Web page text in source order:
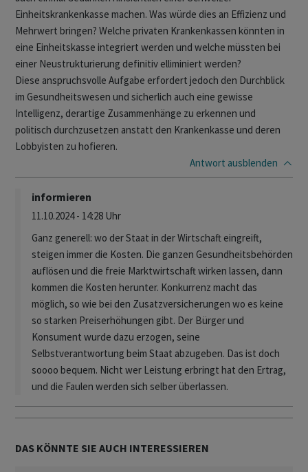
Einheitskrankenkasse machen. Was würde dies an Effizienz und
Mehrwert bringen? Welche privaten Krankenkassen könnten in
eine Einheitskasse integriert werden und welche müssten bei
einer Neustrukturierung definitiv elliminiert werden?
Diese anspruchsvolle Aufgabe erfordert jedoch den Durchblick
im Gesundheitswesen und sicherlich auch eine gewisse
Intelligenz, derartige Zusammenhänge zu erkennen und
politisch durchzusetzen anstatt den Krankenkasse und deren
Lobbyisten zu hofieren.
Antwort ausblenden
informieren
11.10.2024 - 14:28 Uhr
Ganz generell: wo der Staat in der Wirtschaft eingreift,
steigen immer die Kosten. Die ganzen Gesundheitsbehörden
auflösen und die freie Marktwirtschaft wirken lassen, dann
kommen die Kosten herunter. Konkurrenz macht das
möglich, so wie bei den Zusatzversicherungen wo es keine
so starken Preiserhöhungen gibt. Der Bürger und
Konsument wurde dazu erzogen, seine
Selbstverantwortung beim Staat abzugeben. Das ist doch
soooo bequem. Nicht wer Leistung erbringt hat den Ertrag,
und die Faulen werden sich selber überlassen.
DAS KÖNNTE SIE AUCH INTERESSIEREN